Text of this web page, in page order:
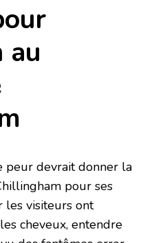
au
peur devrait donner la
pour ses
les visiteurs ont
cheveux, entendre